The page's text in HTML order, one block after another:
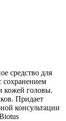
средство для
сохранением
кожей головы.
Придает
консультации